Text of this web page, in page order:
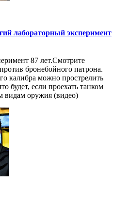
лабораторный эксперимент
87 лет.Смотрите
бронебойного патрона.
калибра можно прострелить
будет, если проехать танком
видам оружия (видео)